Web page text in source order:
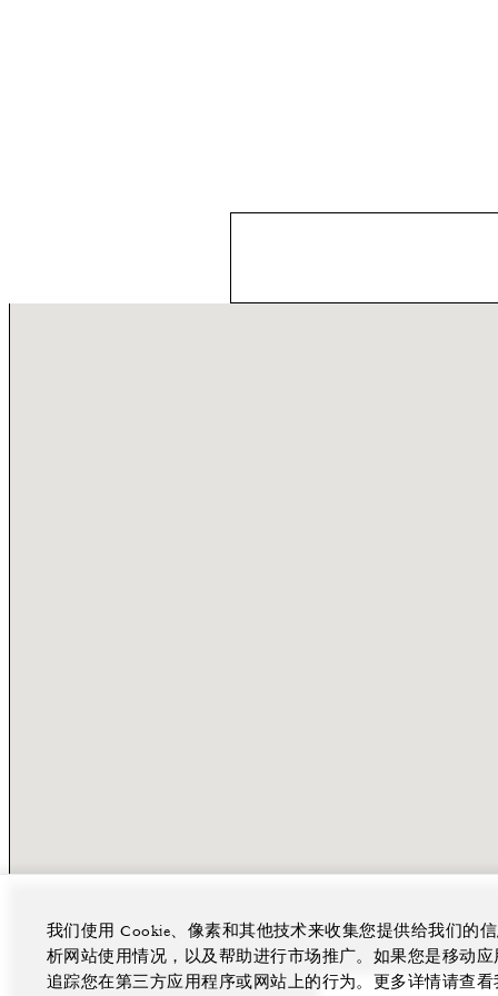
我们使用 Cookie、像素和其他技术来收集您提供给我们的
析网站使用情况，以及帮助进行市场推广。如果您是移动
追踪您在第三方应用程序或网站上的行为。更多详情请查看